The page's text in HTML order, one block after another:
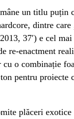
un titlu puțin
dintre
37′) e cel
re-enactment
o combinație
pentru proiecte
plăceri